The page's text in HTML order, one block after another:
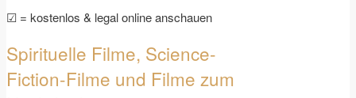
☑ = kostenlos & legal online anschauen
Spirituelle Filme, Science-
Fiction-Filme und Filme zum